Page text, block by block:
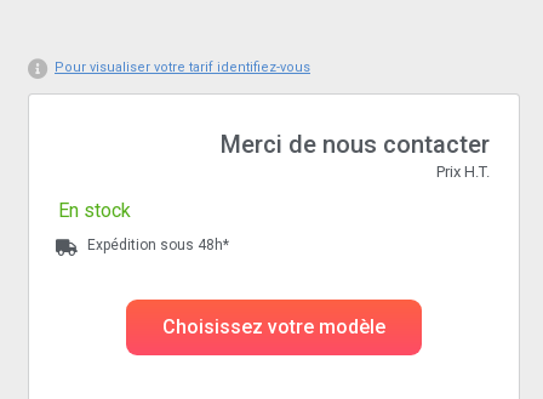
Pour visualiser votre tarif identifiez-vous
Merci de nous contacter
Prix H.T.
En stock
Expédition sous 48h*
Choisissez votre modèle